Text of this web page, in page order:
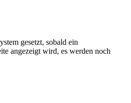
gesetzt, sobald ein
angezeigt wird, es werden noch